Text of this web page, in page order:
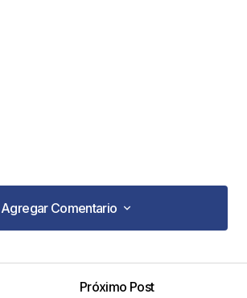
Agregar Comentario
Agregar Comentario
Próximo Post